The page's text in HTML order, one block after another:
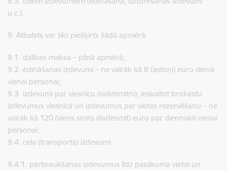
u.c.).
9. Atbalsts var tikt piešķirts šādā apmērā:
9.1. dalības maksa – pilnā apmērā;
9.2. ēdināšanas izdevumi – ne vairāk kā 8 (astoņi) euro dienā
vienai personai;
9.3. izdevumi par viesnīcu (naktsmītni), ieskaitot brokastu
izdevumus viesnīcā un izdevumus par vietas rezervēšanu – ne
vairāk kā 120 (viens simts divdesmit) euro par diennakti vienai
personai;
9.4. ceļa (transporta) izdevumi:
9.4.1. pārbraukšanas izdevumus līdz pasākuma vietai un